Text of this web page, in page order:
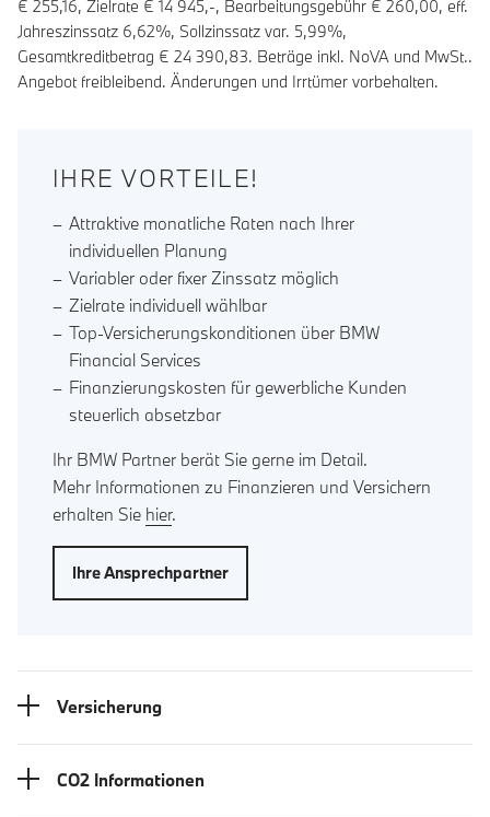
€ 255,16, Zielrate € 14 945,-, Bearbeitungsgebühr € 260,00, eff.
Jahreszinssatz 6,62%, Sollzinssatz var. 5,99%,
Gesamtkreditbetrag € 24 390,83. Beträge inkl. NoVA und MwSt..
Angebot freibleibend. Änderungen und Irrtümer vorbehalten.
IHRE VORTEILE!
Attraktive monatliche Raten nach Ihrer
individuellen Planung
Variabler oder fixer Zinssatz möglich
Zielrate individuell wählbar
Top-Versicherungskonditionen über BMW
Financial Services
Finanzierungskosten für gewerbliche Kunden
steuerlich absetzbar
Ihr BMW Partner berät Sie gerne im Detail.
Mehr Informationen zu Finanzieren und Versichern
erhalten Sie hier.
Ihre Ansprechpartner
Versicherung
CO2 Informationen